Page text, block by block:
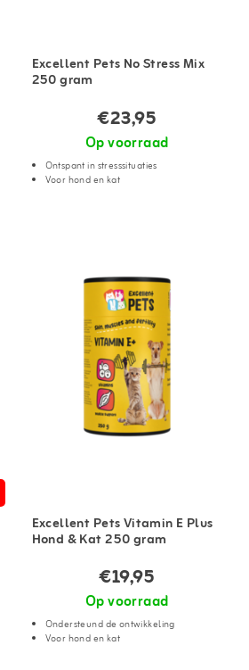
Excellent Pets No Stress Mix
250 gram
€23,95
Op voorraad
Ontspant in stresssituaties
Voor hond en kat
Excellent Pets Vitamin E Plus
Hond & Kat 250 gram
€19,95
Op voorraad
Ondersteund de ontwikkeling
Voor hond en kat